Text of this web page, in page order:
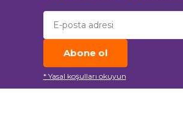
Abone ol
* Yasal koşulları okuyun